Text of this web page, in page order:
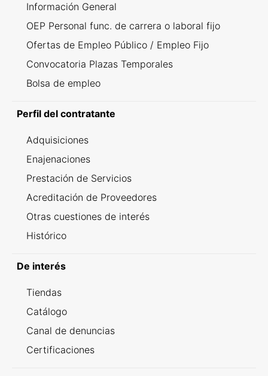
Información General
OEP Personal func. de carrera o laboral fijo
Ofertas de Empleo Público / Empleo Fijo
Convocatoria Plazas Temporales
Bolsa de empleo
Perfil del contratante
Adquisiciones
Enajenaciones
Prestación de Servicios
Acreditación de Proveedores
Otras cuestiones de interés
Histórico
De interés
Tiendas
Catálogo
Canal de denuncias
Certificaciones